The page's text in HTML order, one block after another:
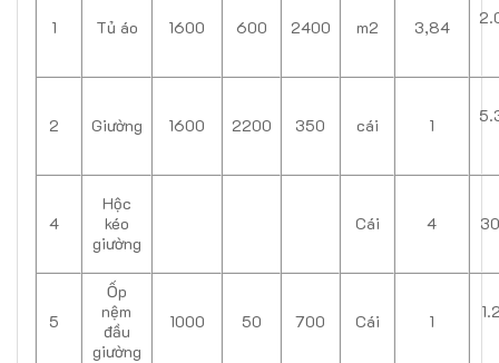
1 Tủ áo 1600 600 2400 m2 3,84
2 Giường 1600 2200 350 cái 1
4
Hộc
kéo
giường
Cái 4
5
Ốp
nệm
đầu
giường
1000 50 700 Cái 1